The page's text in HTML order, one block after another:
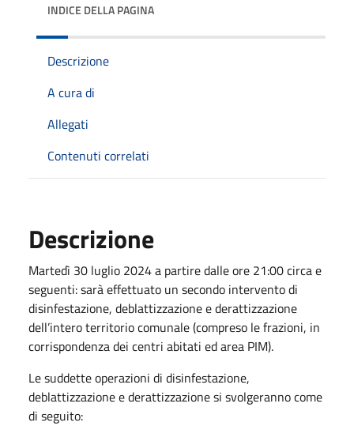
INDICE DELLA PAGINA
Descrizione
A cura di
Allegati
Contenuti correlati
Descrizione
Martedì 30 luglio 2024 a partire dalle ore 21:00 circa e
seguenti: sarà effettuato un secondo intervento di
disinfestazione, deblattizzazione e derattizzazione
dell’intero territorio comunale (compreso le frazioni, in
corrispondenza dei centri abitati ed area PIM).
Le suddette operazioni di disinfestazione,
deblattizzazione e derattizzazione si svolgeranno come
di seguito: